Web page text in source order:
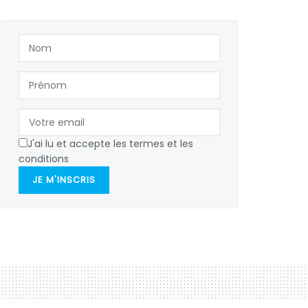
J'ai lu et accepte les termes et les
conditions
JE M'INSCRIS